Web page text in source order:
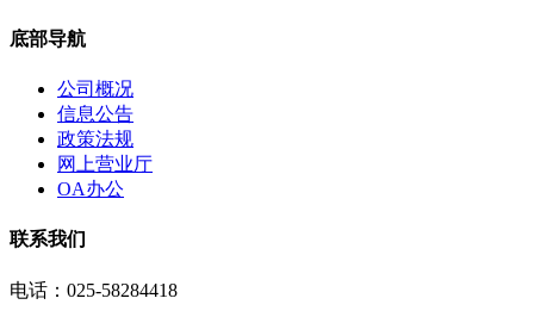
底部导航
公司概况
信息公告
政策法规
网上营业厅
OA办公
联系我们
电话：025-58284418